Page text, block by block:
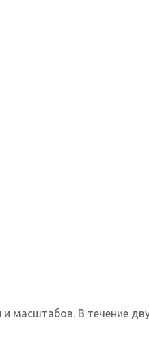
масштабов. В течение